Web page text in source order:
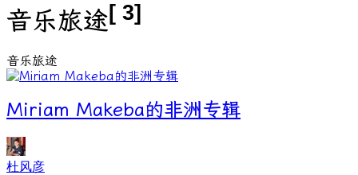
音乐旅途 [ 3]
音乐旅途
Miriam Makeba的非洲专辑
杜风彦